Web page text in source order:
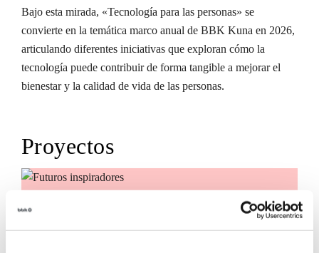
Bajo esta mirada, «Tecnología para las personas» se
convierte en la temática marco anual de BBK Kuna en 2026,
articulando diferentes iniciativas que exploran cómo la
tecnología puede contribuir de forma tangible a mejorar el
bienestar y la calidad de vida de las personas.
Proyectos
Futuros inspiradores